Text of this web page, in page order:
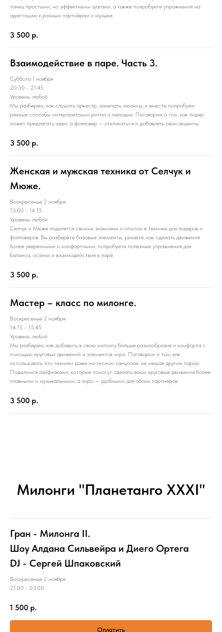
танец простыми, но эффектными шагами, а также попробуете упражнения на
адаптацию к разным партнёрам и музыке.
3 500 р.
Взаимодействие в паре. Часть 3.
Суббота 1 ноября
20:30 - 21:45
Уровень: любой
Мы разберём, как слушать оркестр, замечать нюансы, и вместе попробуем
разные способы интерпретации ритма и мелодии. Поговорим о том, как лидер
может предлагать идеи, а фолловер — откликаться и добавлять свои акценты.
3 500 р.
Женская и мужская техника от Селчук и
Мюже.
Воскресенье 2 ноября
13:00 - 14:15
Уровень: любой
Селчук и Мюже поделятся своими знаниями и опытом в технике для лидеров и
фолловеров. Вы разберёте базовые элементы, узнаете, как сделать движения
более уверенными и комфортными, попробуете полезные упражнения для
баланса, осанки и взаимодействия в паре.
3 500 р.
Мастер – класс по милонге.
Воскресенье 2 ноября
14:15 - 15:45
Уровень: любой
Мы разберём, как добавить в свою милонгу больше разнообразия и комфорта с
помощью круговых движений и элементов хиро. Поговорим о том, как
использовать эти техники даже на тесном танцполе, не мешая другим парам.
Поделимся лайфхаками, которые помогут сделать ваши круговые движения более
плавными и музыкальными, а хиро — удобными для обоих партнёров.
3 500 р.
Милонги "Планетанго XXXI"
Гран - Милонга II.
Шоу Алдана Сильвейра и Диего Ортега
DJ - Сергей Шпаковский
Воскресенье 2 ноября
21:00 - 03:00
1 500 р.
Оплатить